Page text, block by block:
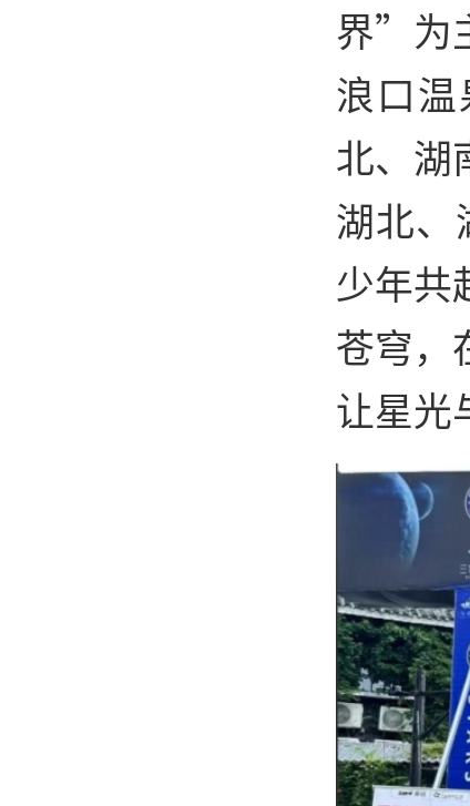
界”为
浪口
北、湖
湖北、
少年共
苍穹，
让星光